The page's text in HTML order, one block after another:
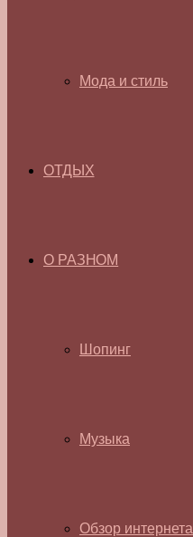
Мода и стиль
ОТДЫХ
О РАЗНОМ
Шопинг
Музыка
Обзор интернета